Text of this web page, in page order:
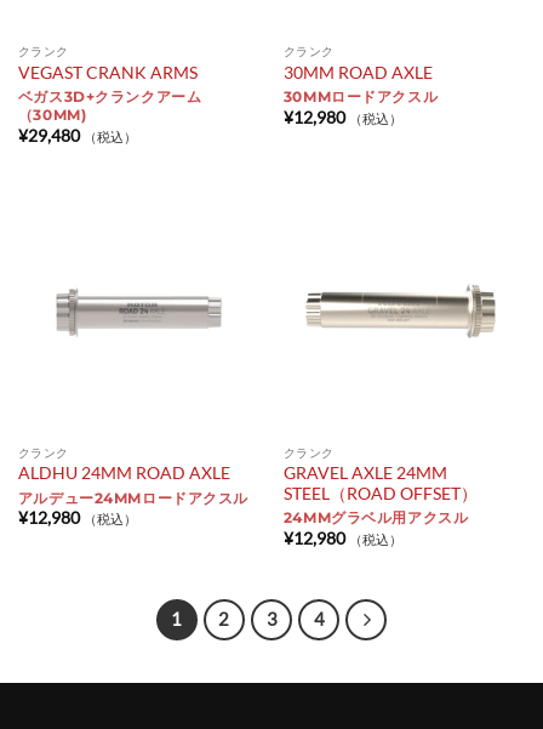
クランク
VEGAST CRANK ARMS
ベガス3D+クランクアーム
（30MM)
¥29,480 （税込）
クランク
30MM ROAD AXLE
30MMロードアクスル
¥12,980 （税込）
クランク
ALDHU 24MM ROAD AXLE
アルデュー24MMロードアクスル
¥12,980 （税込）
クランク
GRAVEL AXLE 24MM
STEEL（ROAD OFFSET）
24MMグラベル用アクスル
¥12,980 （税込）
1 2 3 4